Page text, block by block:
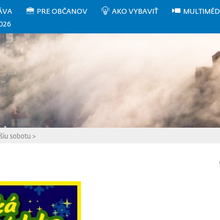
PRE OBČANOV AKO VYBAVIŤ
sobotu >